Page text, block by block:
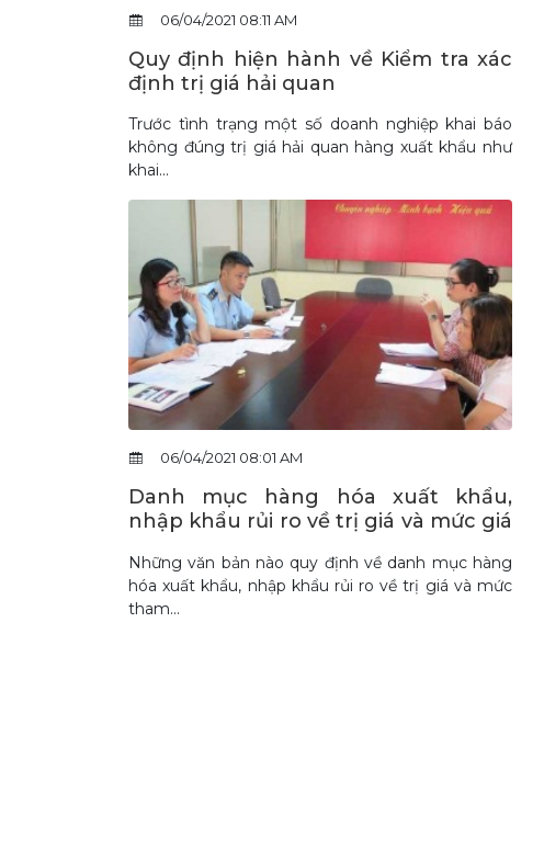
06/04/2021 08:11 AM
Quy định hiện hành về Kiểm tra xác
định trị giá hải quan
Trước tình trạng một số doanh nghiệp khai báo
không đúng trị giá hải quan hàng xuất khẩu như
khai...
06/04/2021 08:01 AM
Danh mục hàng hóa xuất khẩu,
nhập khẩu rủi ro về trị giá và mức giá
Những văn bản nào quy định về danh mục hàng
hóa xuất khẩu, nhập khẩu rủi ro về trị giá và mức
tham...